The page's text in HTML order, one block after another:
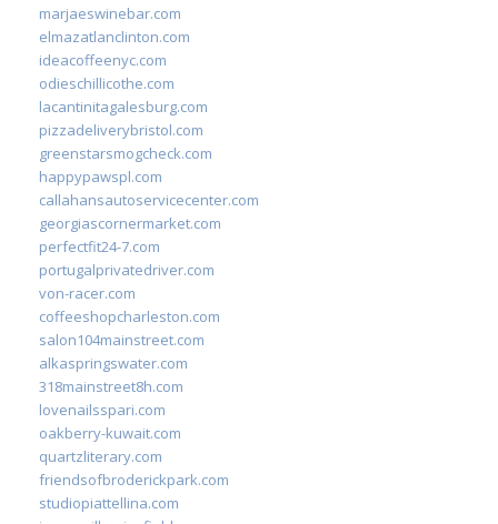
marjaeswinebar.com
elmazatlanclinton.com
ideacoffeenyc.com
odieschillicothe.com
lacantinitagalesburg.com
pizzadeliverybristol.com
greenstarsmogcheck.com
happypawspl.com
callahansautoservicecenter.com
georgiascornermarket.com
perfectfit24-7.com
portugalprivatedriver.com
von-racer.com
coffeeshopcharleston.com
salon104mainstreet.com
alkaspringswater.com
318mainstreet8h.com
lovenailsspari.com
oakberry-kuwait.com
quartzliterary.com
friendsofbroderickpark.com
studiopiattellina.com